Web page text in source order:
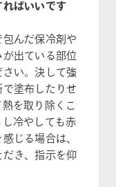
ばいいです
んだ保冷剤や
出ている部位
さい。決して強
塗布したりせ
を取り除くこ
冷やしても赤
じる場合は、
き、指示を仰